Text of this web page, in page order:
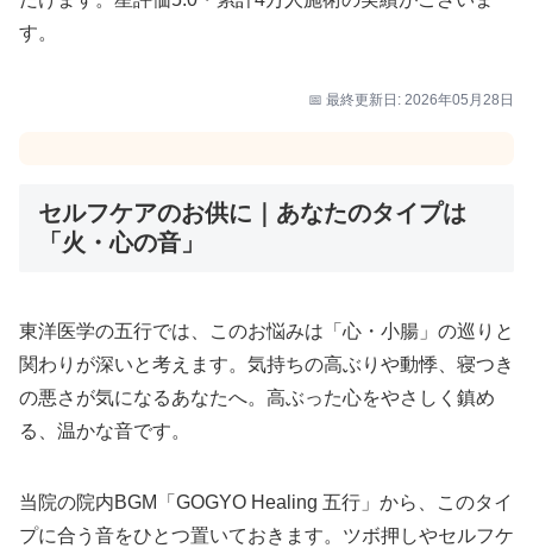
す。
📅 最終更新日: 2026年05月28日
セルフケアのお供に｜あなたのタイプは
「火・心の音」
東洋医学の五行では、このお悩みは「心・小腸」の巡りと
関わりが深いと考えます。気持ちの高ぶりや動悸、寝つき
の悪さが気になるあなたへ。高ぶった心をやさしく鎮め
る、温かな音です。
当院の院内BGM「GOGYO Healing 五行」から、このタイ
プに合う音をひとつ置いておきます。ツボ押しやセルフケ